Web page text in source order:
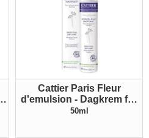
Cattier Paris Fleur
d'emulsion - Dagkrem for
fet hud
50ml